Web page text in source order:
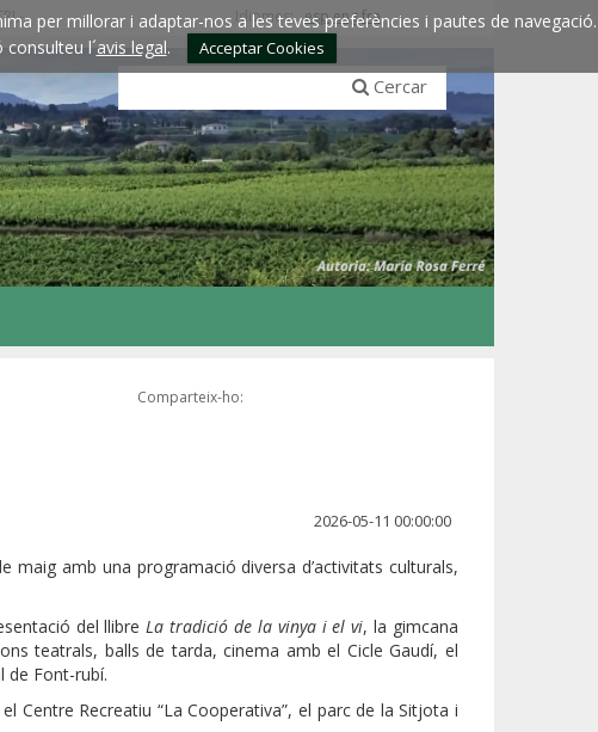
per millorar i adaptar-nos a les teves preferències i pautes de navegació.
l´avis legal. Acceptar Cookies
Idiomes:esp engfra
Cercar
Comparteix-ho:
2026-05-11 00:00:00
maig amb una programació diversa d’activitats culturals,
del llibreLa tradició de la vinya i el vi, la gimcana
teatrals, balls de tarda, cinema amb el Cicle Gaudí, el
de Font-rubí.
Centre Recreatiu “La Cooperativa”, el parc de la Sitjota i